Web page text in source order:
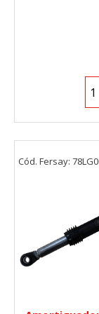
Cód. Fersay: